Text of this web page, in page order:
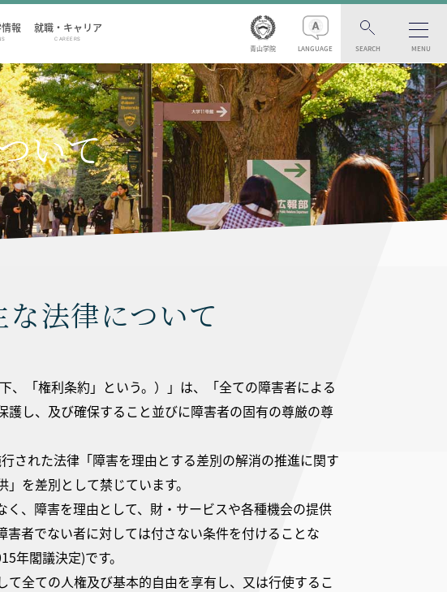
報 就職・キャリア
CAREERS
青山学院 LANGUAGE SEARCH MENU
いて
法律について
、「権利条約」という。）」は、「全ての障害者による
し、及び確保すること並びに障害者の固有の尊厳の尊
された法律「障害を理由とする差別の解消の推進に関す
を差別として禁じています。
く、障害を理由として、財・サービスや各種機会の提供
者でない者に対しては付さない条件を付けることな
年閣議決定)です。
全ての人権及び基本的自由を享有し、又は行使するこ